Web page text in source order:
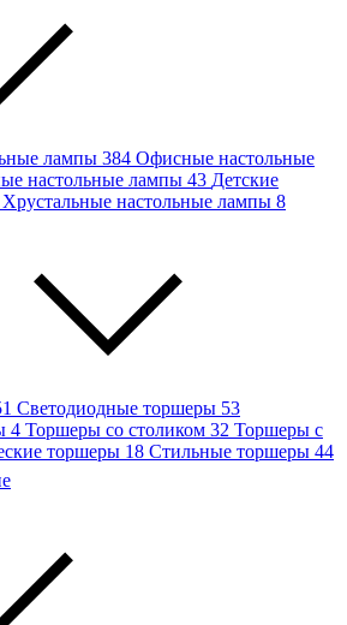
лампы 384 Офисные настольные
настольные лампы 43 Детские
Хрустальные настольные лампы 8
Светодиодные торшеры 53
4 Торшеры со столиком 32 Торшеры с
торшеры 18 Стильные торшеры 44